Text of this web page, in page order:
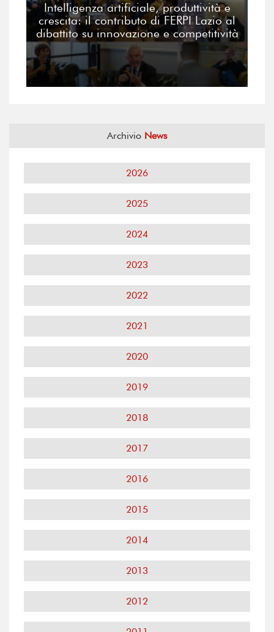
Intelligenza artificiale, produttività e
crescita: il contributo di FERPI Lazio al
dibattito su innovazione e competitività
Archivio News
2026
2025
2024
2023
2022
2021
2020
2019
2018
2017
2016
2015
2014
2013
2012